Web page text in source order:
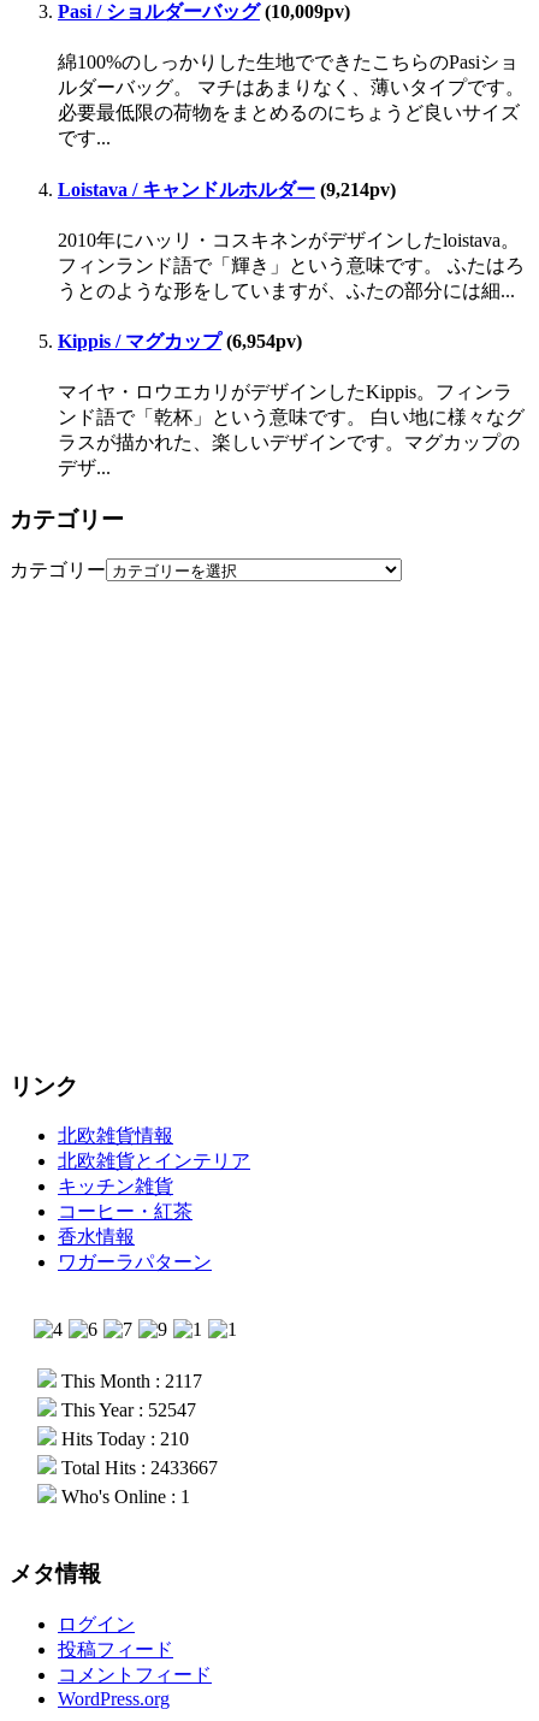
Pasi / ショルダーバッグ(10,009pv)
綿100%のしっかりした生地でできたこちらのPasiショ
ルダーバッグ。 マチはあまりなく、薄いタイプです。
必要最低限の荷物をまとめるのにちょうど良いサイズ
です...
Loistava / キャンドルホルダー (9,214pv)
2010年にハッリ・コスキネンがデザインしたloistava。
フィンランド語で「輝き」という意味です。 ふたはろ
うとのような形をしていますが、ふたの部分には細...
Kippis / マグカップ(6,954pv)
マイヤ・ロウエカリがデザインしたKippis。フィンラ
ンド語で「乾杯」という意味です。 白い地に様々なグ
ラスが描かれた、楽しいデザインです。マグカップの
デザ...
カテゴリー
カテゴリー
リンク
北欧雑貨情報
北欧雑貨とインテリア
キッチン雑貨
コーヒー・紅茶
香水情報
ワガーラパターン
This Month : 2117
This Year : 52547
Hits Today : 210
Total Hits : 2433667
Who's Online : 1
メタ情報
ログイン
投稿フィード
コメントフィード
WordPress.org